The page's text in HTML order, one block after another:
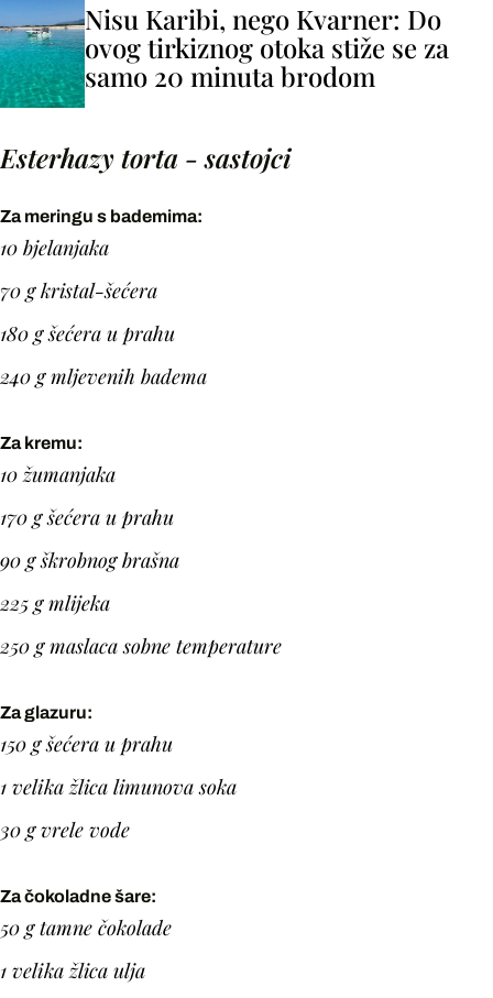
Nisu Karibi, nego Kvarner: Do
ovog tirkiznog otoka stiže se za
samo 20 minuta brodom
Esterhazy torta - sastojci
Za meringu s bademima:
10 bjelanjaka
70 g kristal-šećera
180 g šećera u prahu
240 g mljevenih badema
Za kremu:
10 žumanjaka
170 g šećera u prahu
90 g škrobnog brašna
225 g mlijeka
250 g maslaca sobne temperature
Za glazuru:
150 g šećera u prahu
1 velika žlica limunova soka
30 g vrele vode
Za čokoladne šare:
50 g tamne čokolade
1 velika žlica ulja